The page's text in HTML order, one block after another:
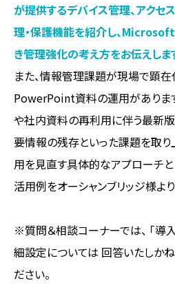
が提供するデバイス管理、アクセ
理・保護機能を紹介し、
き管理強化の考え方をお伝えしま
また、情報管理課題が現場で顕在
PowerPoint資料の運用がありま
や社内資料の再利用に伴う最新版
要情報の残存といった課題を取
用を見直す具体的なアプローチと
活用例をオーシャンブリッジ様よ
※質問＆相談コーナーでは、 「導
細設定については 回答いたしかね
ださい。